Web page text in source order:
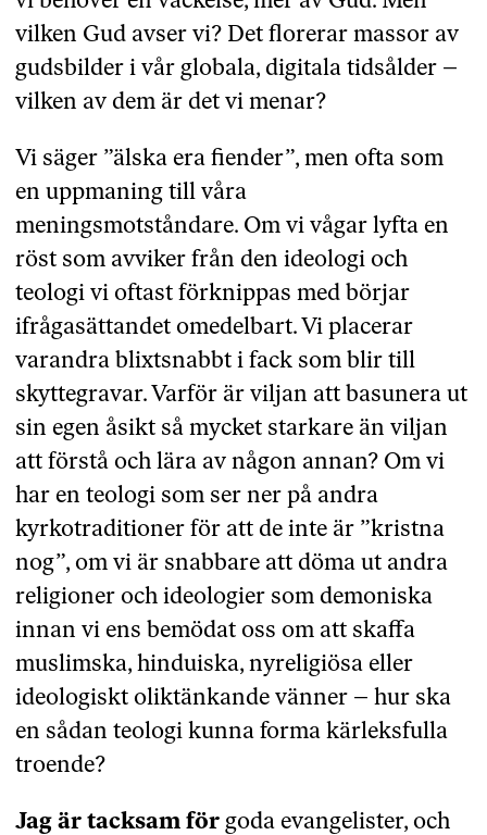
vilken Gud avser vi? Det florerar massor av
gudsbilder i vår globala, digitala tidsålder –
vilken av dem är det vi menar?
Vi säger ”älska era fiender”, men ofta som
en uppmaning till våra
meningsmotståndare. Om vi vågar lyfta en
röst som avviker från den ideologi och
teologi vi oftast förknippas med börjar
ifrågasättandet omedelbart. Vi placerar
varandra blixtsnabbt i fack som blir till
skyttegravar. Varför är viljan att basunera ut
sin egen åsikt så mycket starkare än viljan
att förstå och lära av någon annan? Om vi
har en teologi som ser ner på andra
kyrkotraditioner för att de inte är ”kristna
nog”, om vi är snabbare att döma ut andra
religioner och ideologier som demoniska
innan vi ens bemödat oss om att skaffa
muslimska, hinduiska, nyreligiösa eller
ideologiskt oliktänkande vänner – hur ska
en sådan teologi kunna forma kärleksfulla
troende?
Jag är tacksam förgoda evangelister, och